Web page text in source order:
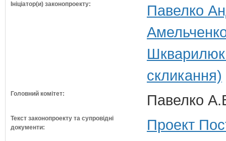
Ініціатор(и) законопроекту:
Павелко
скликання)
Головний комітет: Павелко
Текст законопроекту та супровідні
документи:
Проект